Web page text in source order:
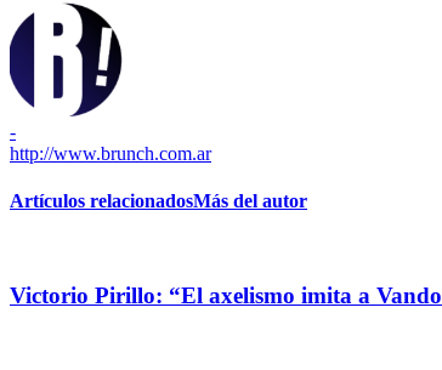
-
http://www.brunch.com.ar
Artículos relacionadosMás del autor
Victorio Pirillo: “El axelismo imita a